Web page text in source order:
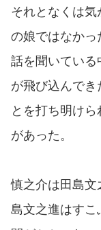
それとなくは
の娘ではなか
話を聞いてい
が飛び込んでき
とを打ち明け
があった。
慎之介は田島文
島文之進はす